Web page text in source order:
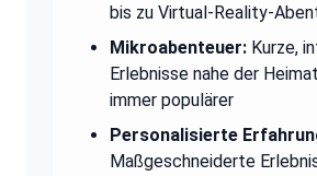
bis zu Virtual-Reality-
Mikroabenteuer: Kurze,
Erlebnisse nahe der
immer populärer
Personalisierte
Maßgeschneiderte